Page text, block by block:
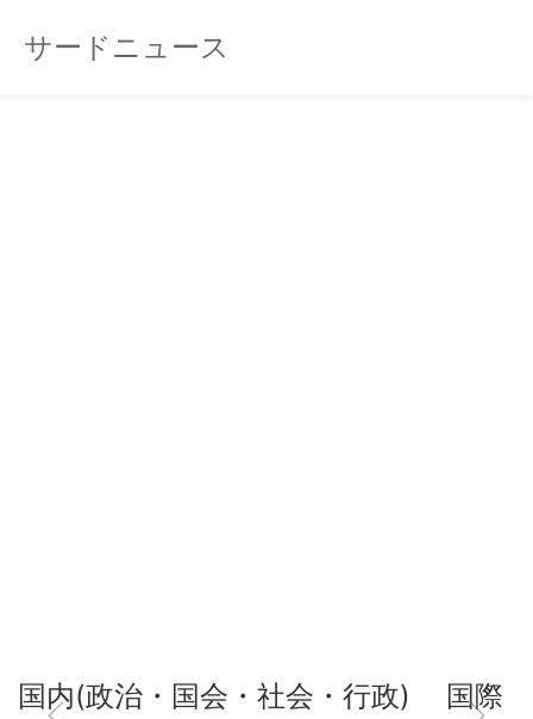
サードニュース
国内(政治・国会・社会・行政) 国際